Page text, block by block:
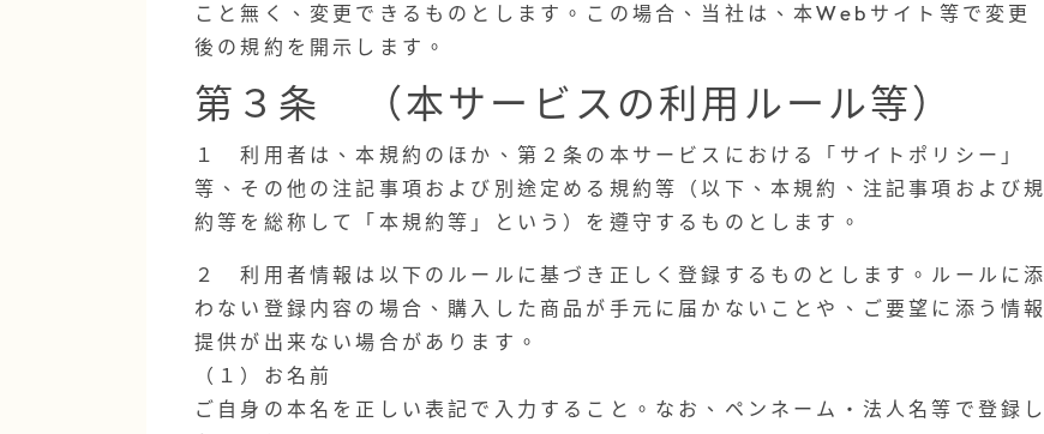
こと無く、変更できるものとします。この場合、当社は、本Webサイト等で変更
後の規約を開示します。
第３条 （本サービスの利用ルール等）
１ 利用者は、本規約のほか、第２条の本サービスにおける「サイトポリシー」
等、その他の注記事項および別途定める規約等（以下、本規約、注記事項および規
約等を総称して「本規約等」という）を遵守するものとします。
２ 利用者情報は以下のルールに基づき正しく登録するものとします。ルールに添
わない登録内容の場合、購入した商品が手元に届かないことや、ご要望に添う情報
提供が出来ない場合があります。
（１）お名前
ご自身の本名を正しい表記で入力すること。なお、ペンネーム・法人名等で登録し